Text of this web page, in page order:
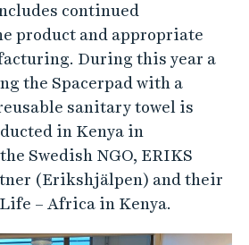
continued
product and appropriate
During this year a
the Spacerpad with a
sanitary towel is
in Kenya in
Swedish NGO, ERIKS
(Erikshjälpen) and their
– Africa in Kenya.